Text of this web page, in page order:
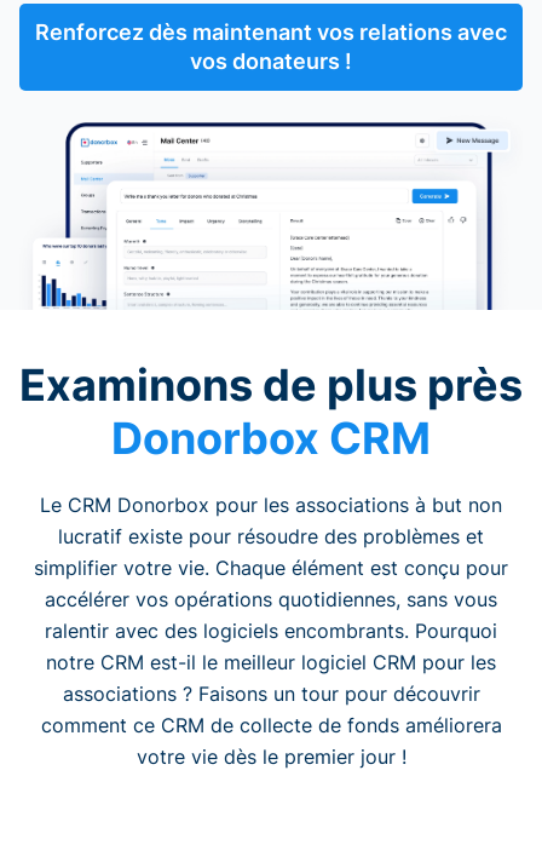
Renforcez dès maintenant vos relations avec
vos donateurs !
Examinons de plus près
Donorbox CRM
Le CRM Donorbox pour les associations à but non
lucratif existe pour résoudre des problèmes et
simplifier votre vie. Chaque élément est conçu pour
accélérer vos opérations quotidiennes, sans vous
ralentir avec des logiciels encombrants. Pourquoi
notre CRM est-il le meilleur logiciel CRM pour les
associations ? Faisons un tour pour découvrir
comment ce CRM de collecte de fonds améliorera
votre vie dès le premier jour !